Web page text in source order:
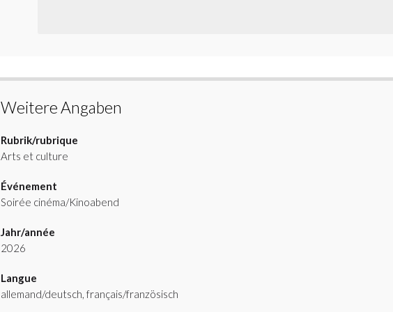
Weitere Angaben
Rubrik/rubrique
Arts et culture
Événement
Soirée cinéma/Kinoabend
Jahr/année
2026
Langue
allemand/deutsch, français/französisch